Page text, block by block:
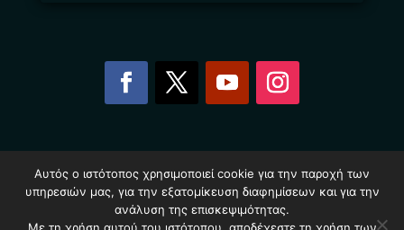
Επιχειρήσεων Ελλάδας – Greekonline.gr. All Rights
Reserved.
Όροι & Προυποθέσεις–Προστασία Προσωπικών
Αυτός ο ιστότοπος χρησιμοποιεί cookie για την παροχή των
υπηρεσιών μας, για την εξατομίκευση διαφημίσεων και για την
ανάλυση της επισκεψιμότητας.